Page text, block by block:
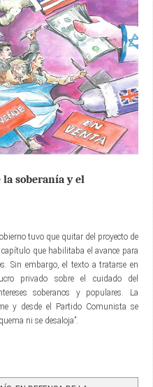
la soberanía y el
tuvo que quitar del proyecto de
que habilitaba el avance para
Sin embargo, el texto a tratarse en
privado sobre el cuidado del
soberanos y populares. La
y desde el Partido Comunista se
ni se desaloja”.